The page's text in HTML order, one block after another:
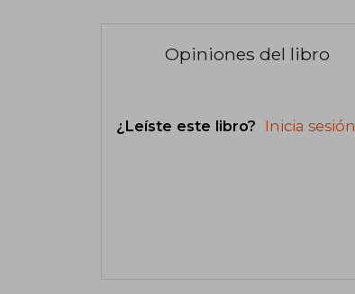
Opiniones del libro
¿Leíste este libro? Inicia sesión